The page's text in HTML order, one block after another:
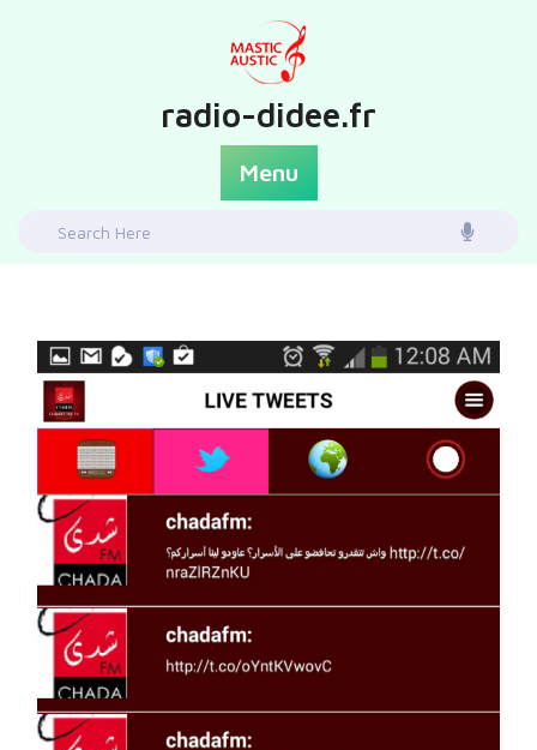
radio-didee.fr
Menu
Search